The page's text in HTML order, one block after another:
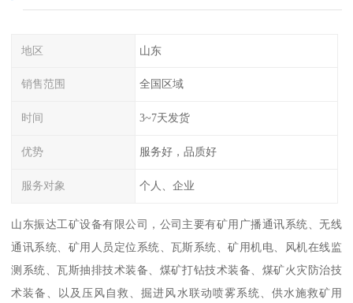
地区 山东
销售范围 全国区域
时间 3~7天发货
优势 服务好，品质好
服务对象 个人、企业
山东振达工矿设备有限公司，公司主要有矿用广播通讯系统、无线
通讯系统、矿用人员定位系统、瓦斯系统、矿用机电、风机在线监
测系统、瓦斯抽排技术装备、煤矿打钻技术装备、煤矿火灾防治技
术装备、以及压风自救、掘进风水联动喷雾系统、供水施救矿用